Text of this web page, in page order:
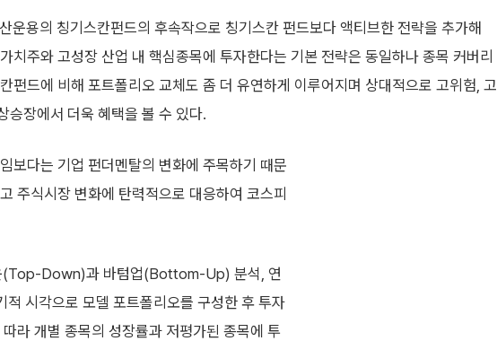
운용의 칭기스칸펀드의 후속작으로 칭기스칸 펀드보다 액티브한 전략을 추가해
치주와 고성장 산업 내 핵심종목에 투자한다는 기본 전략은 동일하나 종목 커버리
펀드에 비해 포트폴리오 교체도 좀 더 유연하게 이루어지며 상대적으로 고위험, 고
승장에서 더욱 혜택을 볼 수 있다.
보다는 기업 펀더멘탈의 변화에 주목하기 때문
주식시장 변화에 탄력적으로 대응하여 코스피
(Top-Down)과 바텀업(Bottom-Up) 분석, 연
시각으로 모델 포트폴리오를 구성한 후 투자
라 개별 종목의 성장률과 저평가된 종목에 투